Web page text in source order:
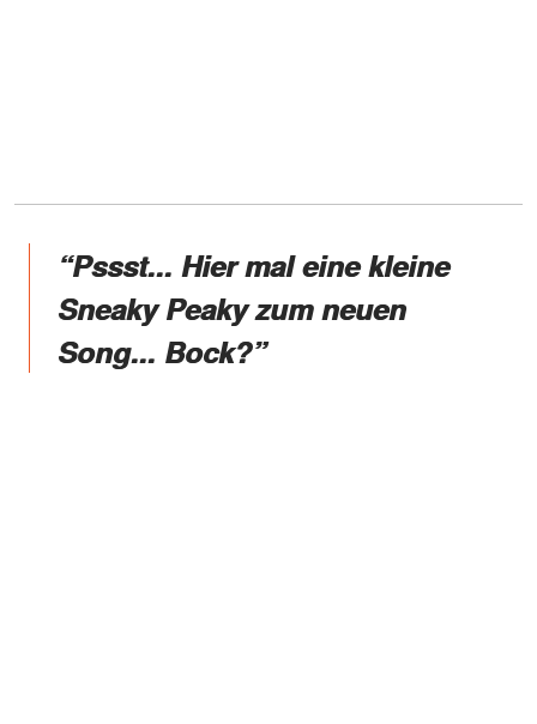
“Pssst... Hier mal eine kleine
Sneaky Peaky zum neuen
Song... Bock?”